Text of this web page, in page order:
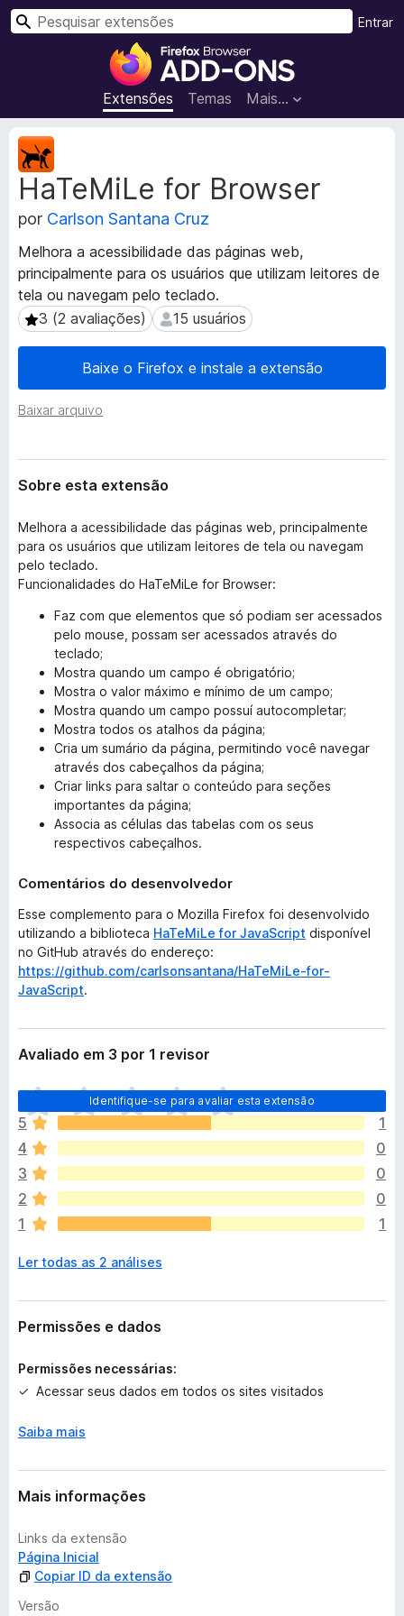
E
x
t
e
s
d
o
N
a
v
g
r
r
e
o
x
Extensões Temas Mais…
Entrar
P
HaTeMiLe for Browser
por Carlson Santana Cruz
Melhora a acessibilidade das páginas web,
principalmente para os usuários que utilizam leitores de
tela ou navegam pelo teclado.
3 (2 avaliações)
3 (2 avaliações) 15 usuários
15 usuários
Baixe o Firefox e instale a extensão
Baixar arquivo
M
e
t
a
d
d
o
s
d
a
e
t
e
o
Sobre esta extensão
Melhora a acessibilidade das páginas web, principalmente
para os usuários que utilizam leitores de tela ou navegam
pelo teclado.
Funcionalidades do HaTeMiLe for Browser:
Faz com que elementos que só podiam ser acessados
pelo mouse, possam ser acessados através do
teclado;
Mostra quando um campo é obrigatório;
Mostra o valor máximo e mínimo de um campo;
Mostra quando um campo possuí autocompletar;
Mostra todos os atalhos da página;
Cria um sumário da página, permitindo você navegar
através dos cabeçalhos da página;
Criar links para saltar o conteúdo para seções
importantes da página;
Associa as células das tabelas com os seus
respectivos cabeçalhos.
Comentários do desenvolvedor
Esse complemento para o Mozilla Firefox foi desenvolvido
utilizando a biblioteca HaTeMiLe for JavaScript disponível
no GitHub através do endereço:
https://github.com/carlsonsantana/HaTeMiLe-for-
JavaScript.
Avaliado em 3 por 1 revisor
Identifique-se para avaliar esta extensão
A
i
n
d
a
n
ã
o
x
s
t
m
v
l
a
ç
e
s
5
1
4
0
3
0
2
0
1
1
Ler todas as 2 análises
Permissões e dados
Permissões necessárias:
Acessar seus dados em todos os sites visitados
Saiba mais
Mais informações
Links da extensão
Página Inicial
Copiar ID da extensão
Versão